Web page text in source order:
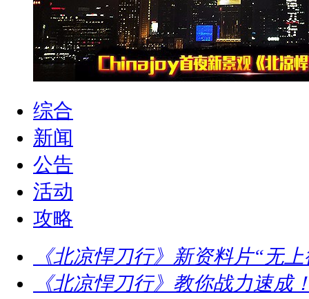
综合
新闻
公告
活动
攻略
《北凉悍刀行》新资料片“无
《北凉悍刀行》教你战力速成